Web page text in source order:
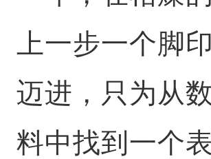
上一步一个脚
迈进，只为从
料中找到一个